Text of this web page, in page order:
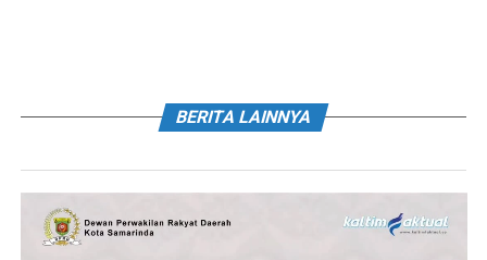
BERITA LAINNYA